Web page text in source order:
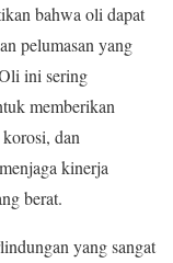
bahwa oli dapat
pelumasan yang
ini sering
memberikan
dan
kinerja
berat.
yang sangat